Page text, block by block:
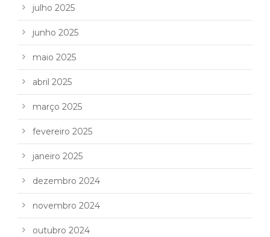
julho 2025
junho 2025
maio 2025
abril 2025
março 2025
fevereiro 2025
janeiro 2025
dezembro 2024
novembro 2024
outubro 2024